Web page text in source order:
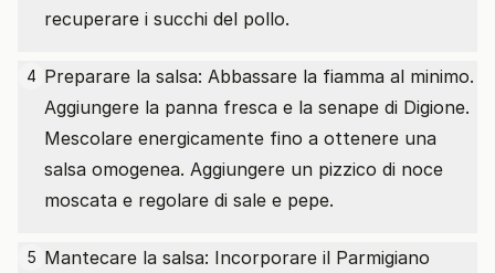
recuperare i succhi del pollo.
4 Preparare la salsa: Abbassare la fiamma al minimo.
Aggiungere la panna fresca e la senape di Digione.
Mescolare energicamente fino a ottenere una
salsa omogenea. Aggiungere un pizzico di noce
moscata e regolare di sale e pepe.
5 Mantecare la salsa: Incorporare il Parmigiano